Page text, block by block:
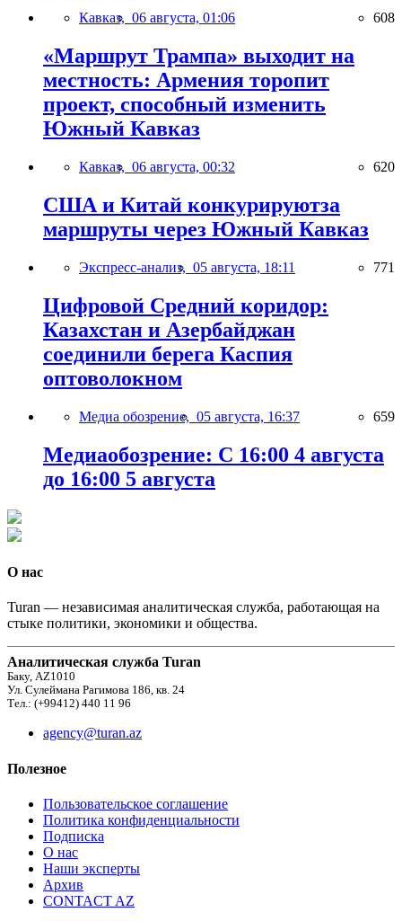
Кавказ, 06 августа, 01:06 608
«Маршрут Трампа» выходит на
местность: Армения торопит
проект, способный изменить
Южный Кавказ
Кавказ, 06 августа, 00:32 620
США и Китай конкурируютза
маршруты через Южный Кавказ
Экспресс-анализ, 05 августа, 18:11 771
Цифровой Средний коридор:
Казахстан и Азербайджан
соединили берега Каспия
оптоволокном
Медиа обозрение, 05 августа, 16:37 659
Медиаобозрение: С 16:00 4 августа
до 16:00 5 августа
О нас
Turan — независимая аналитическая служба, работающая на
стыке политики, экономики и общества.
Аналитическая служба Turan
Баку, AZ1010
Ул. Сулеймана Рагимова 186, кв. 24
Тел.: (+99412) 440 11 96
agency@turan.az
Полезное
Пользовательское соглашение
Политика конфиденциальности
Подписка
О нас
Наши эксперты
Архив
CONTACT AZ